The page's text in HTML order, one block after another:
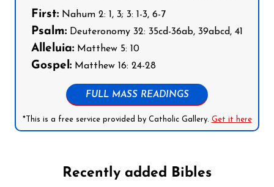
First: Nahum 2: 1, 3; 3: 1-3, 6-7
Psalm: Deuteronomy 32: 35cd-36ab, 39abcd, 41
Alleluia: Matthew 5: 10
Gospel: Matthew 16: 24-28
FULL MASS READINGS
*This is a free service provided by Catholic Gallery. Get it here
Recently added Bibles